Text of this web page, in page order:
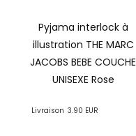
Pyjama interlock à
illustration THE MARC
JACOBS BEBE COUCHE
UNISEXE Rose
Livraison 3.90 EUR